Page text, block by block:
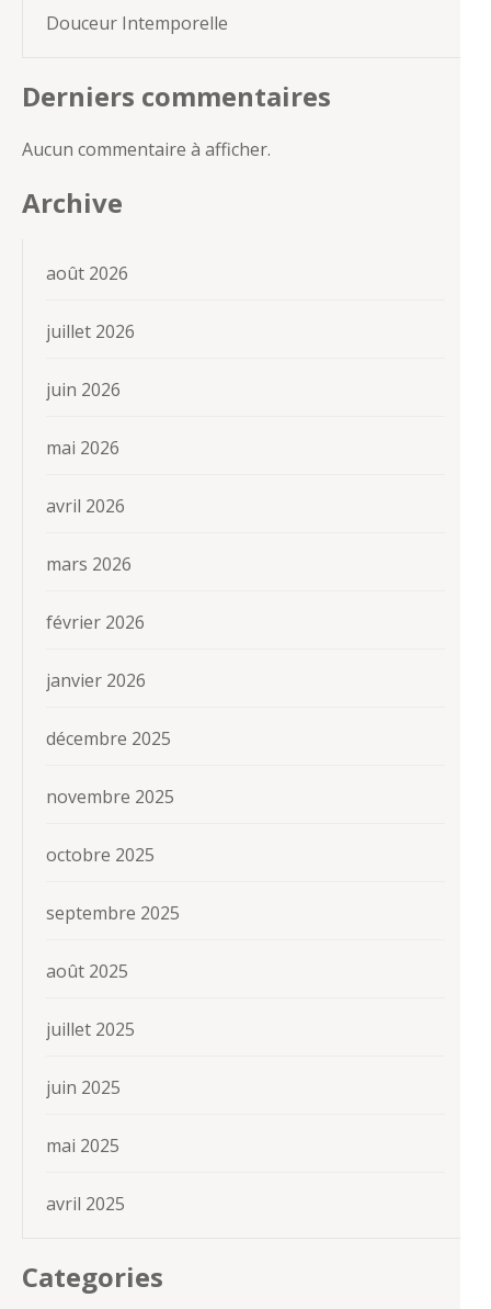
Douceur Intemporelle
Derniers commentaires
Aucun commentaire à afficher.
Archive
août 2026
juillet 2026
juin 2026
mai 2026
avril 2026
mars 2026
février 2026
janvier 2026
décembre 2025
novembre 2025
octobre 2025
septembre 2025
août 2025
juillet 2025
juin 2025
mai 2025
avril 2025
Categories